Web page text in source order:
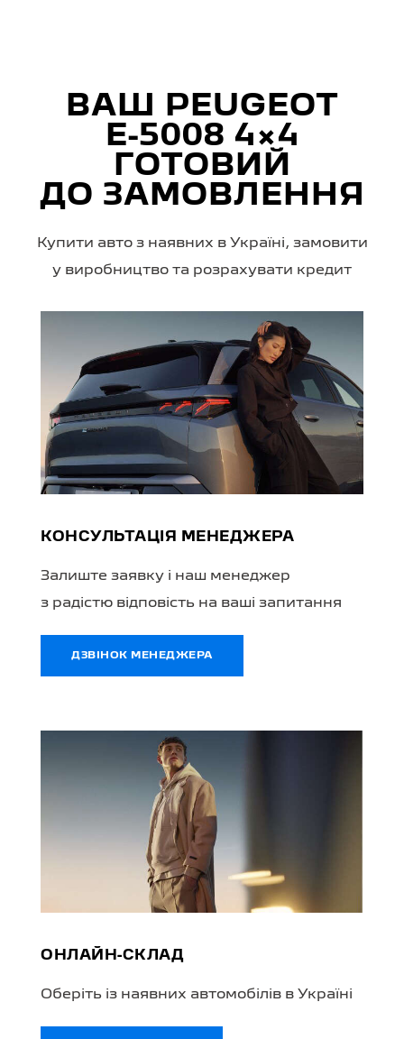
ВАШ PEUGEOT
E-5008 4×4
ГОТОВИЙ
ДО ЗАМОВЛЕННЯ
Купити авто з наявних в Україні, замовити
у виробництво та розрахувати кредит
КОНСУЛЬТАЦІЯ МЕНЕДЖЕРА
Залиште заявку і наш менеджер
з радістю відповість на ваші запитання
ДЗВІНОК МЕНЕДЖЕРА
ОНЛАЙН-СКЛАД
Оберіть із наявних автомобілів в Україні